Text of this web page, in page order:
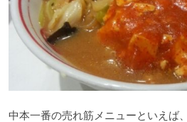
中本一番の売れ筋メニューといえば、